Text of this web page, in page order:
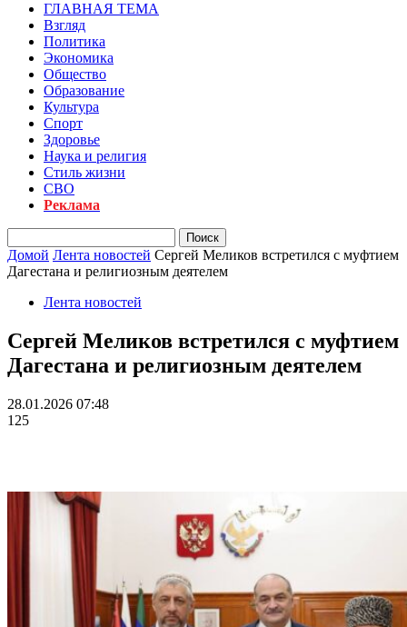
ГЛАВНАЯ ТЕМА
Взгляд
Политика
Экономика
Общество
Образование
Культура
Спорт
Здоровье
Наука и религия
Стиль жизни
СВО
Реклама
Домой Лента новостей Сергей Меликов встретился с муфтием
Дагестана и религиозным деятелем
Лента новостей
Сергей Меликов встретился с муфтием
Дагестана и религиозным деятелем
28.01.2026 07:48
125